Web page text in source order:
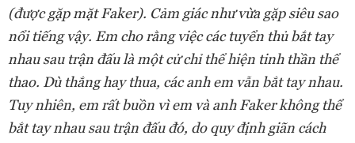
(được gặp mặt Faker). Cảm giác như vừa gặp siêu sao
nổi tiếng vậy. Em cho rằng việc các tuyển thủ bắt tay
nhau sau trận đấu là một cử chỉ thể hiện tinh thần thể
thao. Dù thắng hay thua, các anh em vẫn bắt tay nhau.
Tuy nhiên, em rất buồn vì em và anh Faker không thể
bắt tay nhau sau trận đấu đó, do quy định giãn cách